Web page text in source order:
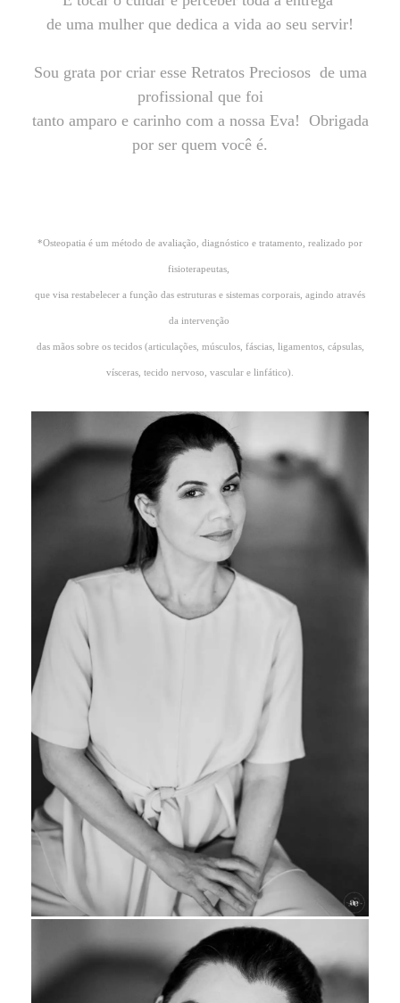
de uma mulher que dedica a vida ao seu servir!
Sou grata por criar esse Retratos Preciosos de uma
profissional que foi
tanto amparo e carinho com a nossa Eva! Obrigada
por ser quem você é.
*Osteopatia é um método de avaliação, diagnóstico e tratamento, realizado por
fisioterapeutas,
que visa restabelecer a função das estruturas e sistemas corporais, agindo através
da intervenção
das mãos sobre os tecidos (articulações, músculos, fáscias, ligamentos, cápsulas,
vísceras, tecido nervoso, vascular e linfático).